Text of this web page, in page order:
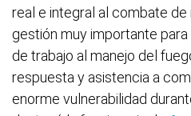
real e integral al combate de
gestión muy importante
de trabajo al manejo del
respuesta y asistencia a
enorme vulnerabilidad